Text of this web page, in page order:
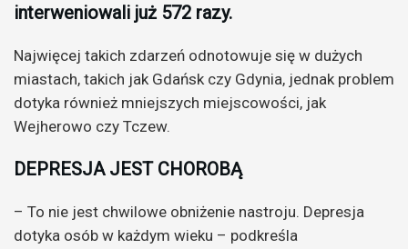
interweniowali już 572 razy.
Najwięcej takich zdarzeń odnotowuje się w dużych
miastach, takich jak Gdańsk czy Gdynia, jednak problem
dotyka również mniejszych miejscowości, jak
Wejherowo czy Tczew.
DEPRESJA JEST CHOROBĄ
– To nie jest chwilowe obniżenie nastroju. Depresja
dotyka osób w każdym wieku – podkreśla